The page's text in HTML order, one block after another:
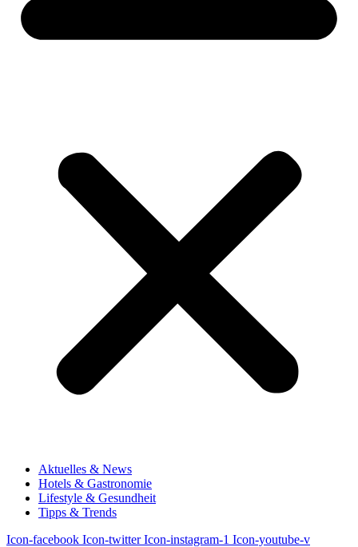
Aktuelles & News
Hotels & Gastronomie
Lifestyle & Gesundheit
Tipps & Trends
Icon-facebook Icon-twitter Icon-instagram-1 Icon-youtube-v